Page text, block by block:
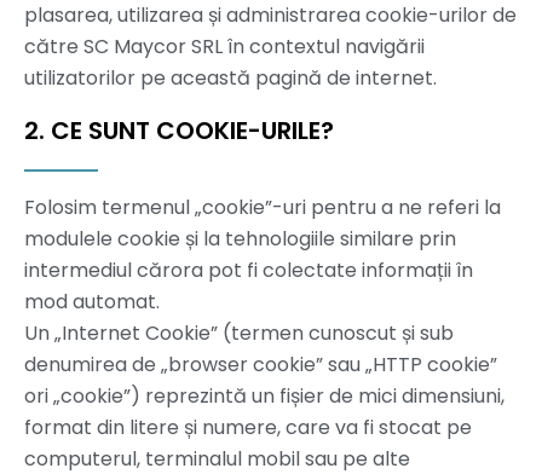
plasarea, utilizarea și administrarea cookie-urilor de
către SC Maycor SRL în contextul navigării
utilizatorilor pe această pagină de internet.
2. CE SUNT COOKIE-URILE?
Folosim termenul „cookie”-uri pentru a ne referi la
modulele cookie și la tehnologiile similare prin
intermediul cărora pot fi colectate informații în
mod automat.
Un „Internet Cookie” (termen cunoscut și sub
denumirea de „browser cookie” sau „HTTP cookie”
ori „cookie”) reprezintă un fișier de mici dimensiuni,
format din litere și numere, care va fi stocat pe
computerul, terminalul mobil sau pe alte